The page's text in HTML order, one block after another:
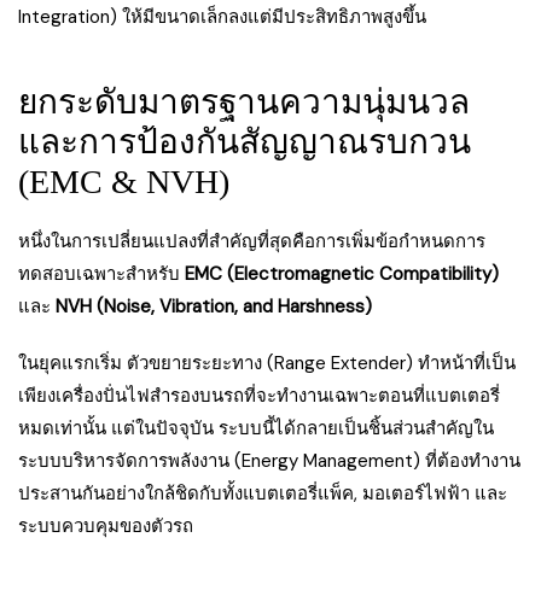
Integration) ให้มีขนาดเล็กลงแต่มีประสิทธิภาพสูงขึ้น
ยกระดับมาตรฐานความนุ่มนวล
และการป้องกันสัญญาณรบกวน
(EMC & NVH)
หนึ่งในการเปลี่ยนแปลงที่สำคัญที่สุดคือการเพิ่มข้อกำหนดการ
ทดสอบเฉพาะสำหรับ EMC (Electromagnetic Compatibility)
และ NVH (Noise, Vibration, and Harshness)
ในยุคแรกเริ่ม ตัวขยายระยะทาง (Range Extender) ทำหน้าที่เป็น
เพียงเครื่องปั่นไฟสำรองบนรถที่จะทำงานเฉพาะตอนที่แบตเตอรี่
หมดเท่านั้น แต่ในปัจจุบัน ระบบนี้ได้กลายเป็นชิ้นส่วนสำคัญใน
ระบบบริหารจัดการพลังงาน (Energy Management) ที่ต้องทำงาน
ประสานกันอย่างใกล้ชิดกับทั้งแบตเตอรี่แพ็ค, มอเตอร์ไฟฟ้า และ
ระบบควบคุมของตัวรถ